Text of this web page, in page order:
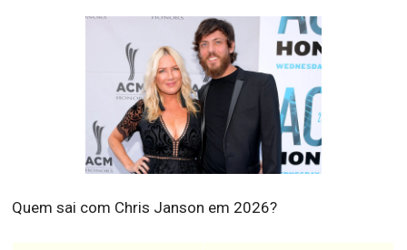
Quem sai com Chris Janson em 2026?